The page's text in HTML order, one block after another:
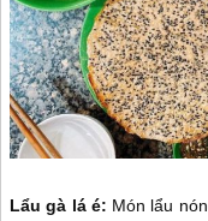
Lẩu gà lá é: Món lẩu